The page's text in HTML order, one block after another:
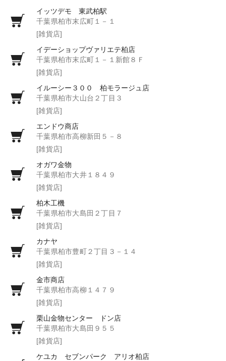
イッツデモ 東武柏駅
千葉県柏市末広町１－１
[雑貨店]
イデーショップヴァリエテ柏店
千葉県柏市末広町１－１新館８Ｆ
[雑貨店]
イルーシー３００ 柏モラージュ店
千葉県柏市大山台２丁目３
[雑貨店]
エンドウ商店
千葉県柏市高柳新田５－８
[雑貨店]
オガワ金物
千葉県柏市大井１８４９
[雑貨店]
柏木工機
千葉県柏市大島田２丁目７
[雑貨店]
カナヤ
千葉県柏市豊町２丁目３－１４
[雑貨店]
金市商店
千葉県柏市高柳１４７９
[雑貨店]
栗山金物センター ドン店
千葉県柏市大島田９５５
[雑貨店]
ケユカ セブンパーク アリオ柏店